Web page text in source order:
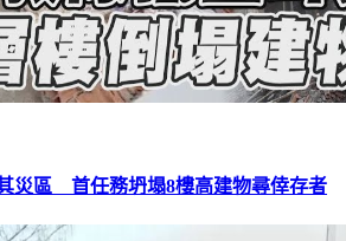
災區 首任務坍塌8樓高建物尋倖存者